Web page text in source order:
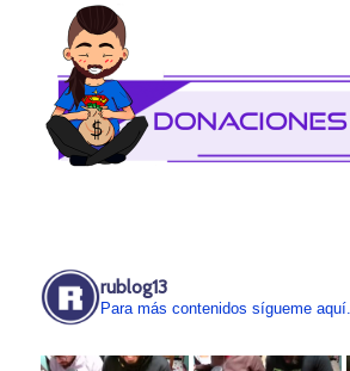
rublog13
Para más contenidos sígueme aquí.